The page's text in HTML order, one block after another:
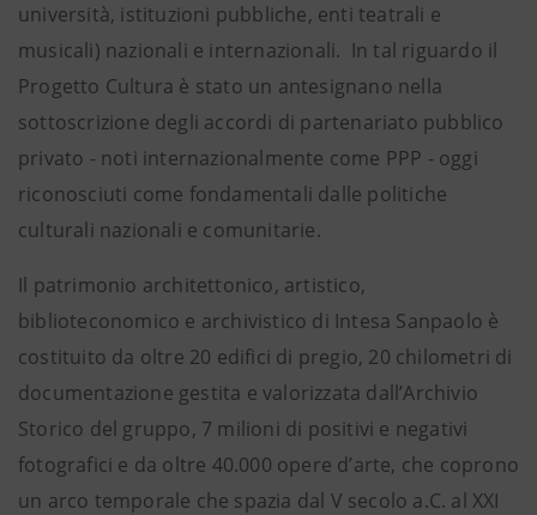
università, istituzioni pubbliche, enti teatrali e
musicali) nazionali e internazionali. In tal riguardo il
Progetto Cultura è stato un antesignano nella
sottoscrizione degli accordi di partenariato pubblico
privato - noti internazionalmente come PPP - oggi
riconosciuti come fondamentali dalle politiche
culturali nazionali e comunitarie.
Il patrimonio architettonico, artistico,
biblioteconomico e archivistico di Intesa Sanpaolo è
costituito da oltre 20 edifici di pregio, 20 chilometri di
documentazione gestita e valorizzata dall’Archivio
Storico del gruppo, 7 milioni di positivi e negativi
fotografici e da oltre 40.000 opere d’arte, che coprono
un arco temporale che spazia dal V secolo a.C. al XXI